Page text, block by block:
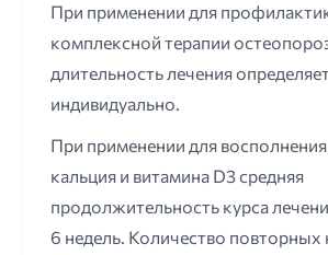
При применении для
комплексной терапии
длительность лечения
индивидуально.
При применении для
кальция и витамина D3 средняя
продолжительность курса
6 недель. Количество повторных